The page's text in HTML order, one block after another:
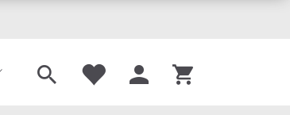
Gaveæske
Sirup
Limonade
Mjød
Port
Tilbehør